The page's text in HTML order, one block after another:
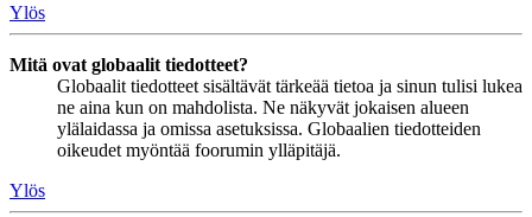
Ylös
Mitä ovat globaalit tiedotteet?
Globaalit tiedotteet sisältävät tärkeää tietoa ja sinun tulisi lukea
ne aina kun on mahdolista. Ne näkyvät jokaisen alueen
ylälaidassa ja omissa asetuksissa. Globaalien tiedotteiden
oikeudet myöntää foorumin ylläpitäjä.
Ylös